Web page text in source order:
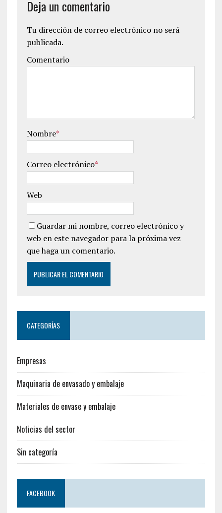
Deja un comentario
Tu dirección de correo electrónico no será
publicada.
Comentario
Nombre*
Correo electrónico*
Web
Guardar mi nombre, correo electrónico y
web en este navegador para la próxima vez
que haga un comentario.
CATEGORÍAS
Empresas
Maquinaria de envasado y embalaje
Materiales de envase y embalaje
Noticias del sector
Sin categoría
FACEBOOK